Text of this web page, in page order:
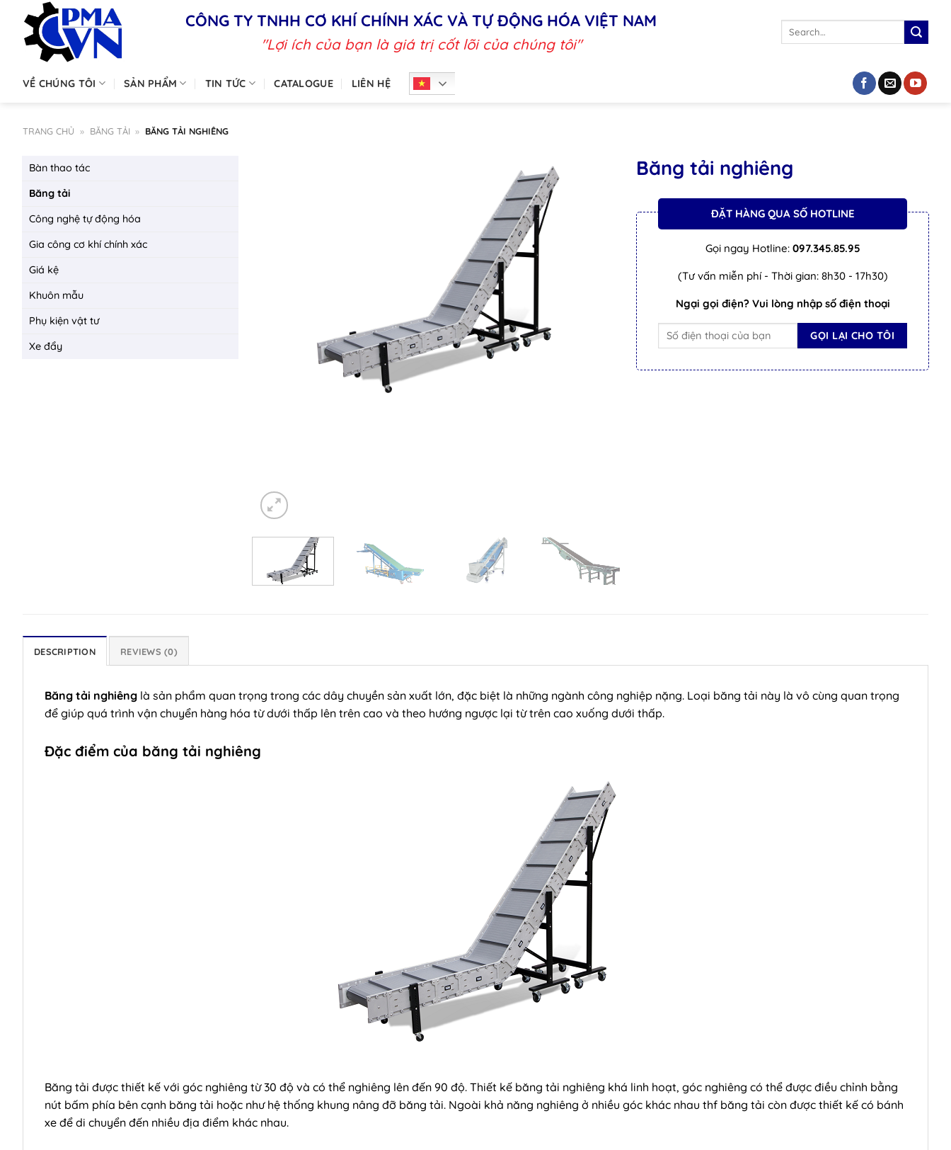
CÔNG TY TNHH CƠ KHÍ CHÍNH XÁC VÀ TỰ ĐỘNG HÓA VIỆT NAM
"Lợi ích của bạn là giá trị cốt lõi của chúng tôi"
Search
VỀ CHÚNG TÔI SẢN PHẨM TIN TỨC CATALOGUE LIÊN HỆ
TRANG CHỦ » BĂNG TẢI » BĂNG TẢI NGHIÊNG
Bàn thao tác
Băng tải
Công nghệ tự động hóa
Gia công cơ khí chính xác
Giá kệ
Khuôn mẫu
Phụ kiện vật tư
Xe đẩy
Băng tải nghiêng
ĐẶT HÀNG QUA SỐ HOTLINE
Gọi ngay Hotline: 097.345.85.95
(Tư vấn miễn phí - Thời gian: 8h30 - 17h30)
Ngại gọi điện? Vui lòng nhập số điện thoại
DESCRIPTION REVIEWS (0)
Băng tải nghiêng là sản phẩm quan trọng trong các dây chuyền sản xuất lớn, đặc biệt là những ngành công nghiệp nặng. Loại băng tải này là vô cùng quan trọng
để giúp quá trình vận chuyển hàng hóa từ dưới thấp lên trên cao và theo hướng ngược lại từ trên cao xuống dưới thấp.
Đặc điểm của băng tải nghiêng
Băng tải được thiết kế với góc nghiêng từ 30 độ và có thể nghiêng lên đến 90 độ. Thiết kế băng tải nghiêng khá linh hoạt, góc nghiêng có thể được điều chỉnh bằng
nút bấm phía bên cạnh băng tải hoặc như hệ thống khung nâng đỡ băng tải. Ngoài khả năng nghiêng ở nhiều góc khác nhau thf băng tải còn được thiết kế có bánh
xe để di chuyển đến nhiều địa điểm khác nhau.